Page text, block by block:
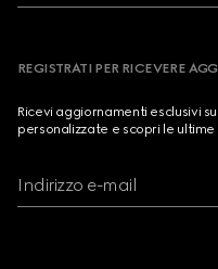
REGISTRATI PER RICEVERE
Ricevi aggiornamenti esclusivi
personalizzate e scopri le
Indirizzo e-mail